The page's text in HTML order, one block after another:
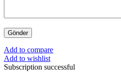
Add to compare
Add to wishlist
Subscription successful